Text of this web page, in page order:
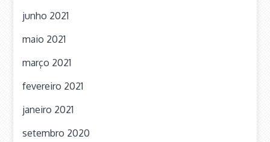
junho 2021
maio 2021
março 2021
fevereiro 2021
janeiro 2021
setembro 2020